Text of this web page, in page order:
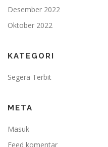
Desember 2022
Oktober 2022
KATEGORI
Segera Terbit
META
Masuk
Feed komentar